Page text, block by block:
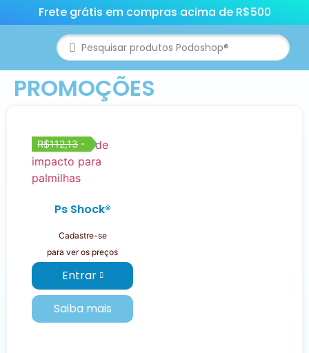
Frete grátis em compras acima de R$500
PROMOÇÕES
R$112,13-
Ps Shock®
Cadastre-se
para ver os preços
Entrar
Saiba mais